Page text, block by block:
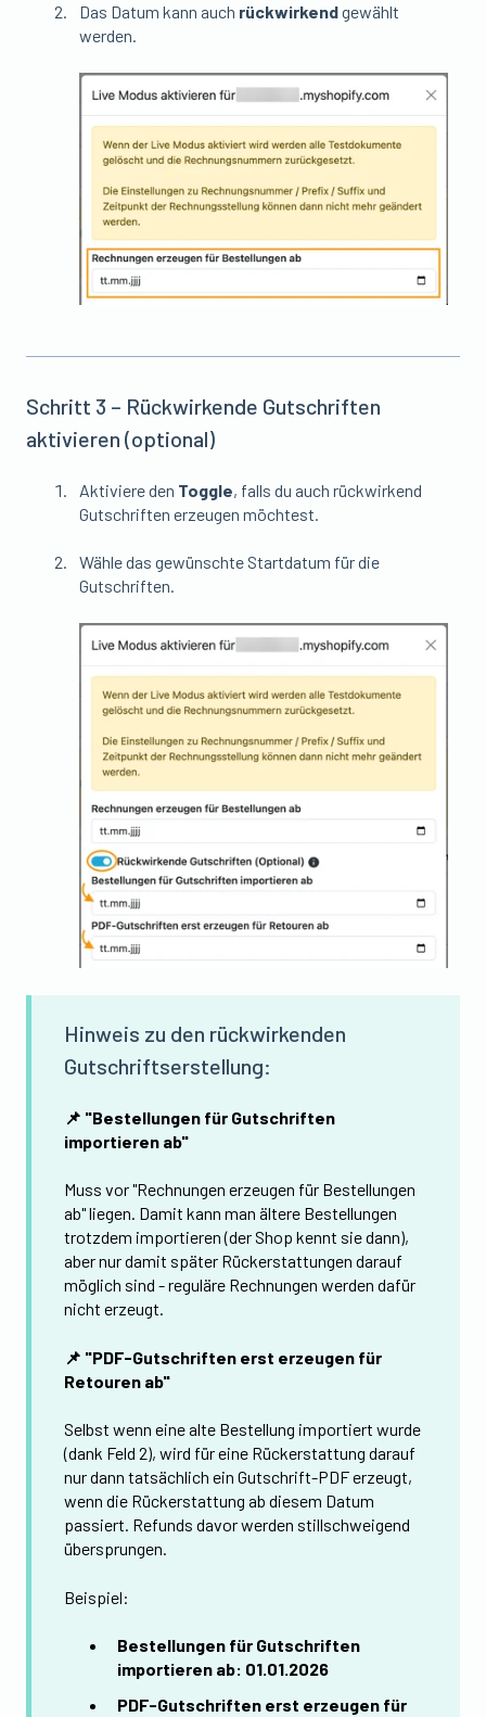
Das Datum kann auch rückwirkendgewählt
werden.
Schritt 3 – Rückwirkende Gutschriften
aktivieren (optional)
Aktiviere den Toggle, falls du auch rückwirkend
Gutschriften erzeugen möchtest.
Wähle das gewünschte Startdatum für die
Gutschriften.
Hinweis zu den rückwirkenden
Gutschriftserstellung:
📌 "Bestellungen für Gutschriften
importieren ab"
Muss vor "Rechnungen erzeugen für Bestellungen
ab" liegen. Damit kann man ältere Bestellungen
trotzdem importieren (der Shop kennt sie dann),
aber nur damit später Rückerstattungen darauf
möglich sind - reguläre Rechnungen werden dafür
nicht erzeugt.
📌 "PDF-Gutschriften erst erzeugen für
Retouren ab"
Selbst wenn eine alte Bestellung importiert wurde
(dank Feld 2), wird für eine Rückerstattung darauf
nur dann tatsächlich ein Gutschrift-PDF erzeugt,
wenn die Rückerstattung ab diesem Datum
passiert. Refunds davor werden stillschweigend
übersprungen.
Beispiel:
Bestellungen für Gutschriften
importieren ab: 01.01.2026
PDF-Gutschriften erst erzeugen für